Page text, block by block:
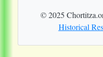
© 2025
Historical